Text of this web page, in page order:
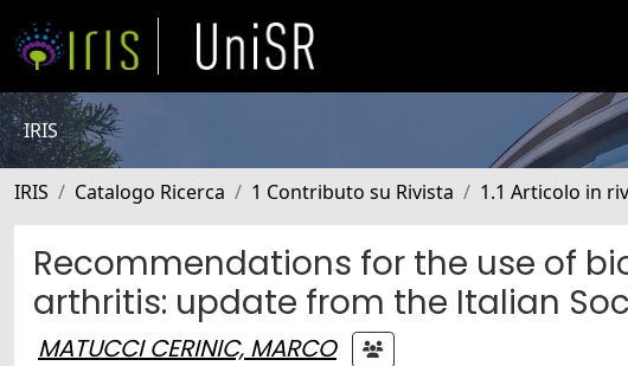
IRIS
IRIS Catalogo Ricerca 1 Contributo su Rivista 1.1 Articolo in
Recommendations for the use of
arthritis: update from the Italian
MATUCCI CERINIC, MARCO